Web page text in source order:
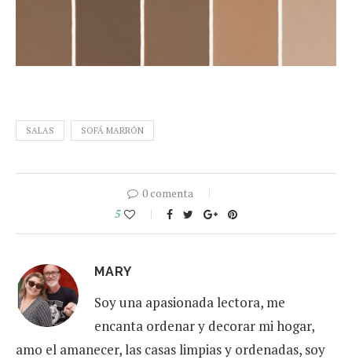
SALAS SOFÁ MARRÓN
0 comenta
5
MARY
Soy una apasionada lectora, me
encanta ordenar y decorar mi hogar,
amo el amanecer, las casas limpias y ordenadas, soy